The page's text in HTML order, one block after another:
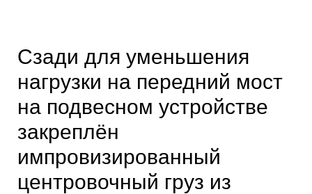
Сзади для уменьшения
нагрузки на передний мост
на подвесном устройстве
закреплён
импровизированный
центровочный груз из